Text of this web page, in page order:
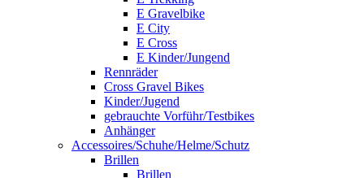
E Gravelbike
E City
E Cross
E Kinder/Jungend
Rennräder
Cross Gravel Bikes
Kinder/Jugend
gebrauchte Vorführ/Testbikes
Anhänger
Accessoires/Schuhe/Helme/Schutz
Brillen
Brillen